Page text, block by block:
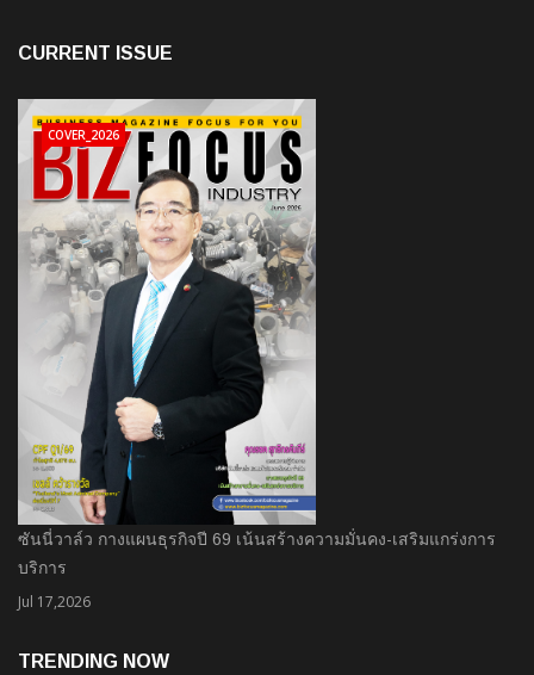
CURRENT ISSUE
ซันนี่วาล์ว กางแผนธุรกิจปี 69 เน้นสร้างความมั่นคง-เสริมแกร่งการ
บริการ
Jul 17,2026
COVER_2026
TRENDING NOW